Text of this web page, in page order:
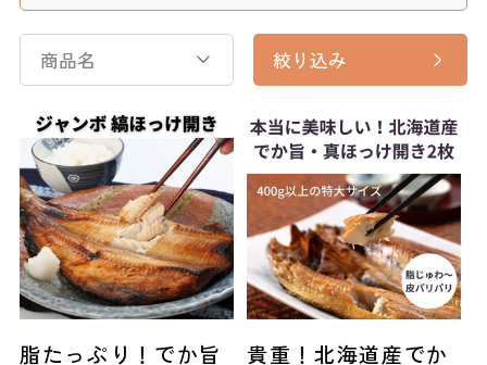
商品名 絞り込み
脂たっぷり！でか旨
貴重！北海道産でか